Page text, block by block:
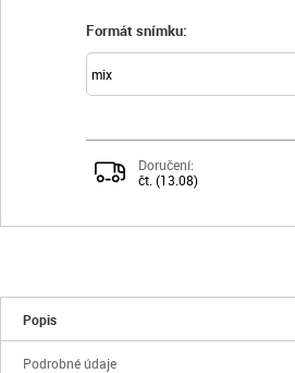
Formát snímku:
Doručení:
čt. (13.08)
Popis
Podrobné údaje